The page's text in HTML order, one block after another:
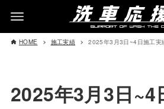
HOME 施工実績 2025年3月3日~4日施工実
2025年3月3日~4